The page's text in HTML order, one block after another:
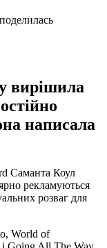
вирішила
написала
Саманта Коул
рекламуються
розваг для
World of